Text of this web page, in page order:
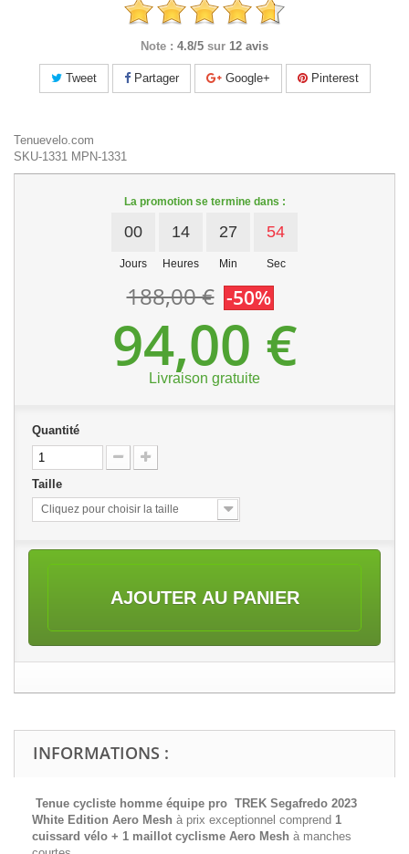
Note : 4.8/5 sur 12 avis
Tweet Partager Google+ Pinterest
Tenuevelo.com
SKU-1331 MPN-1331
La promotion se termine dans :
00
Jours
14
Heures
27
Min
53
Sec
188,00 € -50%
94,00 €
Livraison gratuite
Quantité
Taille
Cliquez pour choisir la taille
AJOUTER AU PANIER
INFORMATIONS :
Tenue cycliste homme équipe pro TREK Segafredo 2023
White Edition Aero Mesh à prix exceptionnel comprend 1
cuissard vélo + 1 maillot cyclisme Aero Mesh à manches